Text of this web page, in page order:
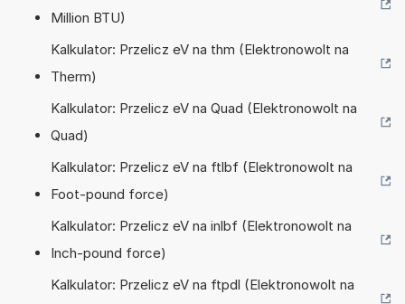
Million BTU)
Kalkulator: Przelicz eV na thm (Elektronowolt na
Therm)
Kalkulator: Przelicz eV na Quad (Elektronowolt na
Quad)
Kalkulator: Przelicz eV na ftlbf (Elektronowolt na
Foot-pound force)
Kalkulator: Przelicz eV na inlbf (Elektronowolt na
Inch-pound force)
Kalkulator: Przelicz eV na ftpdl (Elektronowolt na